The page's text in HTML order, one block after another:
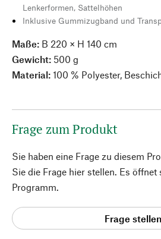
Lenkerformen, Sattelhöhen
Inklusive Gummizugband und
Maße: B 220 × H 140 cm
Gewicht: 500 g
Material: 100 % Polyester,
Frage zum Produkt
Sie haben eine Frage zu diesem
Sie die Frage hier stellen. Es
Programm.
Frage stellen